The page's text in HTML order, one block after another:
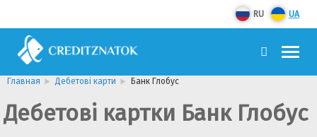
RU UA
Главная Дебетові карти Банк Глобус
Дебетові картки Банк Глобус